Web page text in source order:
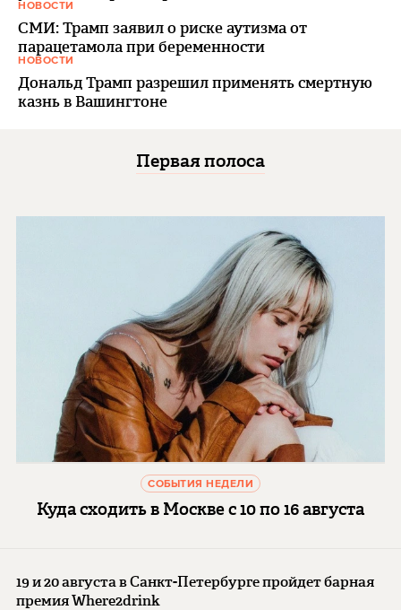
НОВОСТИ
СМИ: Трамп заявил о риске аутизма от
парацетамола при беременности
НОВОСТИ
Дональд Трамп разрешил применять смертную
казнь в Вашингтоне
Первая полоса
СОБЫТИЯ НЕДЕЛИ
Куда сходить в Москве с 10 по 16 августа
19 и 20 августа в Санкт-Петербурге пройдет барная
премия Where2drink